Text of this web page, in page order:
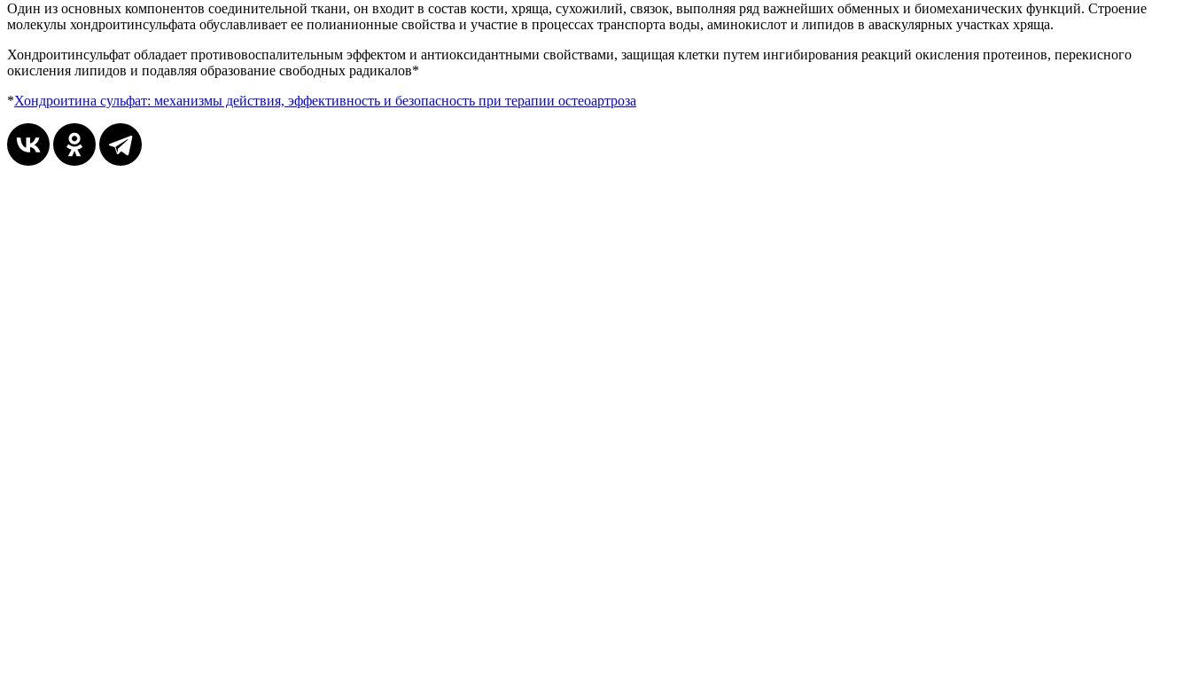
Один из основных компонентов соединительной ткани, он входит в состав кости, хряща, сухожилий, связок, выполняя ряд важнейших обменных и биомеханических функций. Строение
молекулы хондроитинсульфата обуславливает ее полианионные свойства и участие в процессах транспорта воды, аминокислот и липидов в аваскулярных участках хряща.
Хондроитинсульфат обладает противовоспалительным эффектом и антиоксидантными свойствами, защищая клетки путем ингибирования реакций окисления протеинов, перекисного
окисления липидов и подавляя образование свободных радикалов*
*Хондроитина сульфат: механизмы действия, эффективность и безопасность при терапии остеоартроза